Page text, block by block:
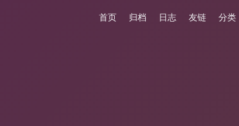
首页 归档 日志 友链 分类